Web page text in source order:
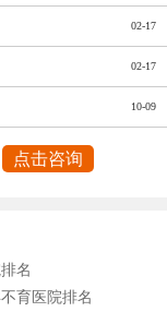
02-17
02-17
10-09
点击咨询
名
育医院排名